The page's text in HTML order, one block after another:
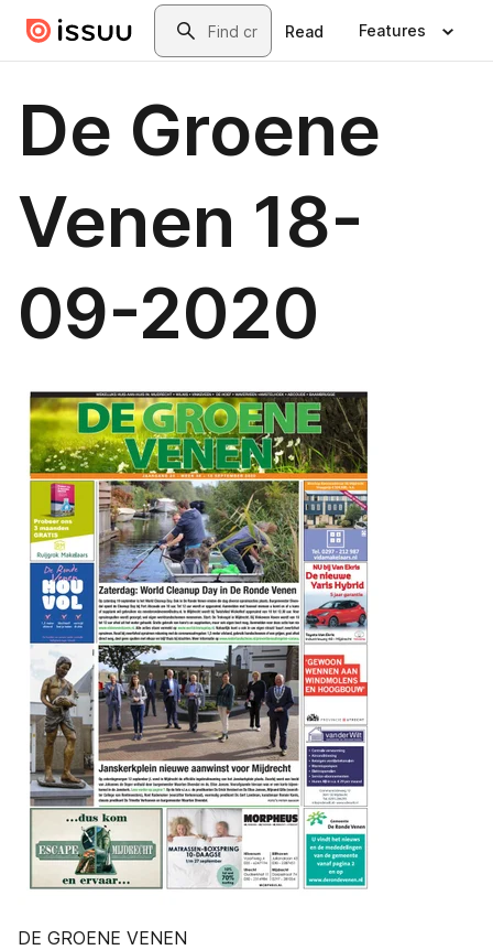
Skip to main contentSearch
Read Features
De Groene
Venen 18-
09-2020
DE GROENE VENEN